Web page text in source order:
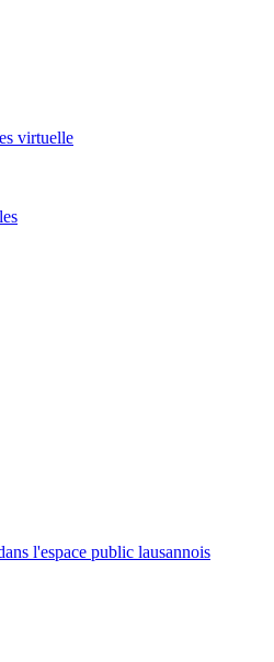
virtuelle
l'espace public lausannois